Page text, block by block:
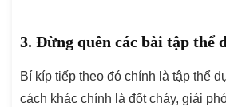
3. Đừng quên các bài tập thể
Bí kíp tiếp theo đó chính là tập thể
cách khác chính là đốt cháy, giải